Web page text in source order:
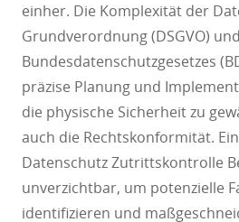
einher. Die Komplexität der
Grundverordnung (DSGVO)
Bundesdatenschutzgesetzes
präzise Planung und
die physische Sicherheit zu
auch die Rechtskonformität.
Datenschutz Zutrittskontrolle
unverzichtbar, um potenzielle
identifizieren und